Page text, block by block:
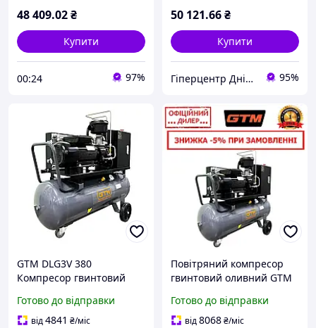
48 409.02₴
Купити
00:24 97%
50 121.66₴
Купити
Гіперцентр Дніпро - ваги, складська техніка, банківське обладнання 95%
GTM DLG3V 380
Компресор гвинтовий
8бар 380В
Готово до відправки
від4841 ₴/міс
Повітряний компресор
гвинтовий оливний GTM
В, 3 кВт, 350 л/хв, 8 барів)
Готово до відправки
від8068₴/міс